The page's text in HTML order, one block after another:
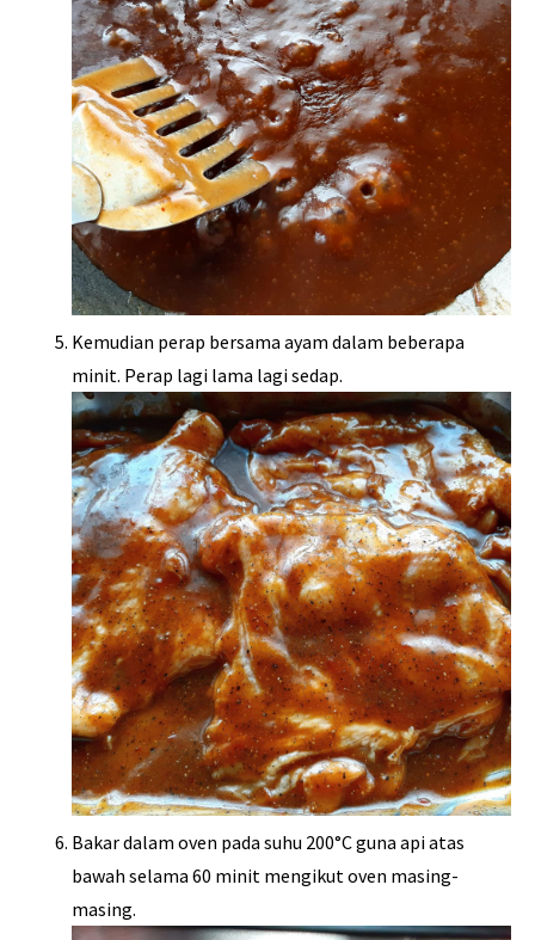
Kemudian perap bersama ayam dalam beberapa
minit. Perap lagi lama lagi sedap.
Bakar dalam oven pada suhu 200°C guna api atas
bawah selama 60 minit mengikut oven masing-
masing.